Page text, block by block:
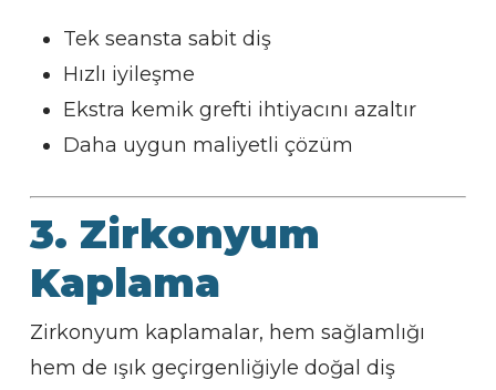
Tek seansta sabit diş
Hızlı iyileşme
Ekstra kemik grefti ihtiyacını azaltır
Daha uygun maliyetli çözüm
3. Zirkonyum
Kaplama
Zirkonyum kaplamalar, hem sağlamlığı
hem de ışık geçirgenliğiyle doğal diş